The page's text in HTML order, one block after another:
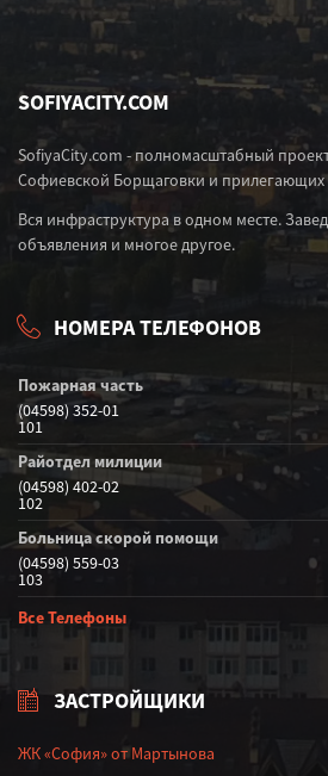
SOFIYACITY.COM
SofiyaCity.com - полномасштабный
Софиевской Борщаговки и прилегающих
Вся инфраструктура в одном месте.
объявления и многое другое.
НОМЕРА ТЕЛЕФОНОВ
Пожарная часть
(04598) 352-01
101
Райотдел милиции
(04598) 402-02
102
Больница скорой помощи
(04598) 559-03
103
Все Телефоны
ЗАСТРОЙЩИКИ
ЖК «София» от Мартынова